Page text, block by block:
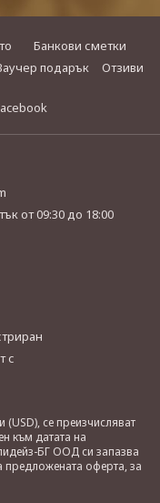
Банкови сметки
подарък Отзиви
от 09:30 до 18:00
с
(USD), се преизчисляват
към датата на
БГ ООД си запазва
предложената оферта, за